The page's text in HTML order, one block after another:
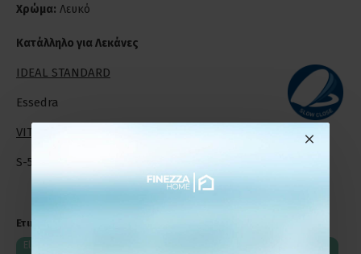
Χρώμα: Λευκό
Κατάλληλο για Λεκάνες
IDEAL STANDARD
Essedra
VITRA
S-50
Ετικέτες:
Elvit 0402 Βεργίνα D-Shape Μικρό Καπάκι Λεκάνης Αποσπώμενο